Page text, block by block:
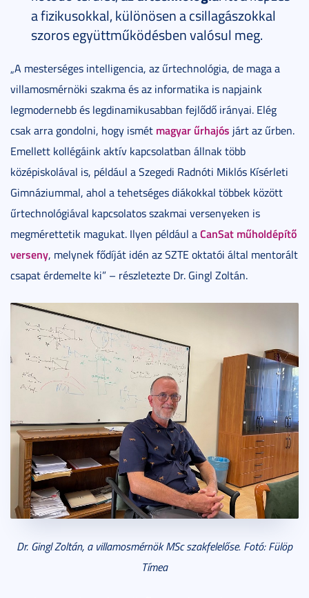
a fizikusokkal, különösen a csillagászokkal
szoros együttműködésben valósul meg.
„A mesterséges intelligencia, az űrtechnológia, de maga a
villamosmérnöki szakma és az informatika is napjaink
legmodernebb és legdinamikusabban fejlődő irányai. Elég
csak arra gondolni, hogy ismét magyar űrhajós járt az űrben.
Emellett kollégáink aktív kapcsolatban állnak több
középiskolával is, például a Szegedi Radnóti Miklós Kísérleti
Gimnáziummal, ahol a tehetséges diákokkal többek között
űrtechnológiával kapcsolatos szakmai versenyeken is
megmérettetik magukat. Ilyen például aCanSat műholdépítő
verseny, melynek fődíját idén az SZTE oktatói által mentorált
csapat érdemelte ki” – részletezte Dr. Gingl Zoltán.
Dr. Gingl Zoltán, a villamosmérnök MSc szakfelelőse. Fotó: Fülöp
Tímea